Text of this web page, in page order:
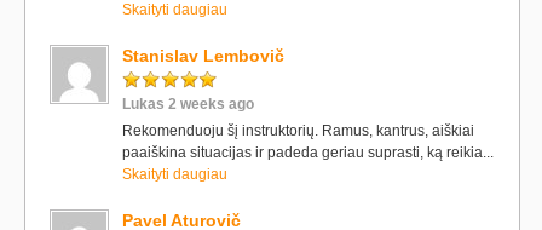
Skaityti daugiau
Stanislav Lembovič
Lukas 2 weeks ago
Rekomenduoju šį instruktorių. Ramus, kantrus, aiškiai
paaiškina situacijas ir padeda geriau suprasti, ką reikia...
Skaityti daugiau
Pavel Aturovič